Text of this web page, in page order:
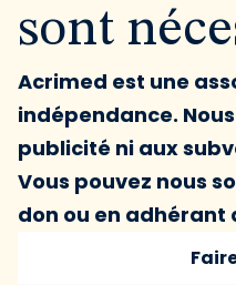
sont
Acrimed est une
indépendance.
publicité ni aux
Vous pouvez nous
don ou en adhérant